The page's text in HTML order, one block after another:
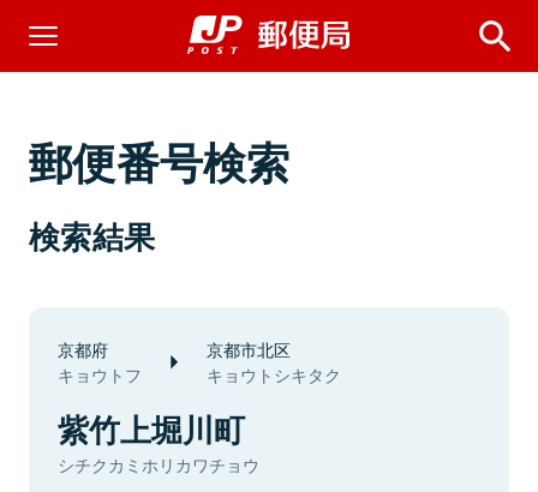
郵便番号検索
検索結果
京都府
キョウトフ
京都市北区
キョウトシキタク
紫竹上堀川町
シチクカミホリカワチョウ